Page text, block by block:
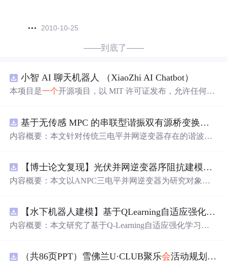
2010-10-25
——到底了——
小智 AI 聊天机器人 （XiaoZhi AI Chatbot）
本项目是一个开源项目，以 MIT 许可证发布，允许任何人
速发展的大语言模型应用到实际的硬件设备中。无论你是
对 AI 感兴趣的学生，还是想要探索新技术的开发者，都可
基于无传感 MPC 的串联型谐振双有源桥变换器动态性能优化（Simulink仿真实现）
内容概要：本文针对传统三电平并网逆变器存在的谐波含
高性能并网控制策略。该策略融合了双极性倍频脉宽调制
（DPWMA）、正负序分离锁相技术和电网电压前馈控
及动态扰动等多种工况下进行验证，结果表明该复合控制
策略能显著降低并网电流谐波，提升锁相精度，有效抑制
功率波动，并大幅缩短系统动态调节时间，增强了逆变器
力电子、新能源并网、智能电网等相关领域的科研人员及
工程技术人员，尤其适合具备一定MATLAB/Simulink仿真
【博士论文复现】光伏并网逆变器序阻抗建模、扫频辨识与弱电网交互稳定性分析【阻抗建模、验证扫频法】（Matlab代码、Simulink仿真实现）
内容概要：本文以ANPC三电平并网逆变器为研究对象，
通过对ANPC拓扑结构的分析，阐明其在开关损耗均衡、
中点电位稳定和低输出谐波方面的硬件优势，为高质量并
锁相技术可精准提取电网正序分量，克服电网不平衡导致
【水下机器人建模】基于QLearning自适应强化学习PID控制器在AUV中的应用研究（Matlab代码实现）
内容概要：本文研究了基于Q-Learning自适应强化学习的PI
中的控制精度与自适应能力。通过将强化学习算法与传统P
（共86页PPT）雪佛兰U·CLUB聚乐会活动规划案.pptx